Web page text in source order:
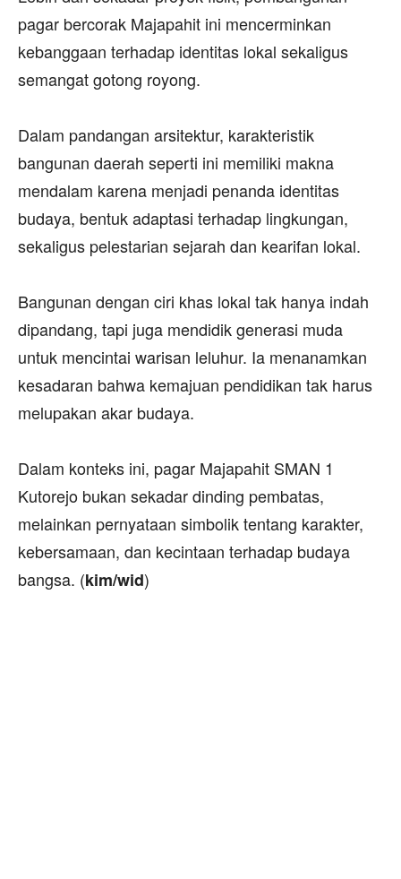
pagar bercorak Majapahit ini mencerminkan
kebanggaan terhadap identitas lokal sekaligus
semangat gotong royong.
‎Dalam pandangan arsitektur, karakteristik
bangunan daerah seperti ini memiliki makna
mendalam karena menjadi penanda identitas
budaya, bentuk adaptasi terhadap lingkungan,
sekaligus pelestarian sejarah dan kearifan lokal.
‎Bangunan dengan ciri khas lokal tak hanya indah
dipandang, tapi juga mendidik generasi muda
untuk mencintai warisan leluhur. Ia menanamkan
kesadaran bahwa kemajuan pendidikan tak harus
melupakan akar budaya.
‎Dalam konteks ini, pagar Majapahit SMAN 1
Kutorejo bukan sekadar dinding pembatas,
melainkan pernyataan simbolik tentang karakter,
kebersamaan, dan kecintaan terhadap budaya
bangsa. ‎(kim/wid)